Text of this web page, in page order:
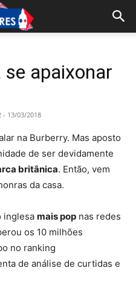
se apaixonar
- 13/03/2018
na Burberry. Mas aposto
de ser devidamente
britânica. Então, vem
da casa.
inglesa mais pop nas redes
os 10 milhões
no ranking
de análise de curtidas e